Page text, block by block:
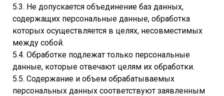
5.3. Не допускается объединение баз данных,
содержащих персональные данные, обработка
которых осуществляется в целях, несовместимых
между собой.
5.4. Обработке подлежат только персональные
данные, которые отвечают целям их обработки.
5.5. Содержание и объем обрабатываемых
персональных данных соответствуют заявленным